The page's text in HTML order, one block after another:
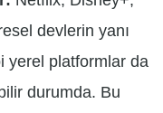
devlerin yanı
yerel platformlar da
durumda. Bu